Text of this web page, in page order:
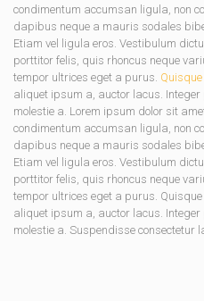
condimentum accumsan ligula, non
dapibus neque a mauris sodales
Etiam vel ligula eros. Vestibulum
porttitor felis, quis rhoncus neque
tempor ultrices eget a purus.
aliquet ipsum a, auctor lacus.
molestie a. Lorem ipsum dolor sit
condimentum accumsan ligula, non
dapibus neque a mauris sodales
Etiam vel ligula eros. Vestibulum
porttitor felis, quis rhoncus neque
tempor ultrices eget a purus.
aliquet ipsum a, auctor lacus.
molestie a. Suspendisse consectetur